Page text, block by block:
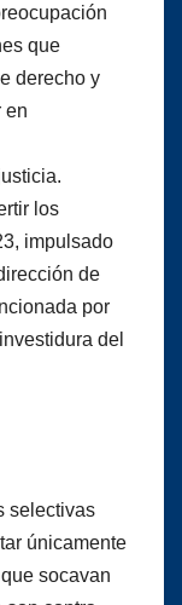
que
derecho y
en
los
impulsado
de
por
del
selectivas
únicamente
socavan